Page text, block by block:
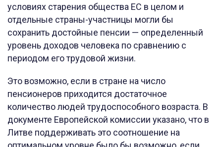
условиях старения общества ЕС в целом и
отдельные страны-участницы могли бы
сохранить достойные пенсии — определенный
уровень доходов человека по сравнению с
периодом его трудовой жизни.
Это возможно, если в стране на число
пенсионеров приходится достаточное
количество людей трудоспособного возраста. В
документе Европейской комиссии указано, что в
Литве поддерживать это соотношение на